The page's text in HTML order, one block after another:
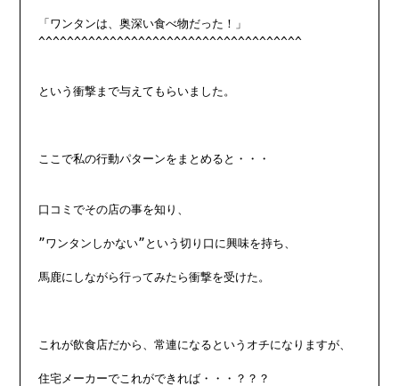
「ワンタンは、奥深い食べ物だった！」
^^^^^^^^^^^^^^^^^^^^^^^^^^^^^^^^^^^^^
という衝撃まで与えてもらいました。
ここで私の行動パターンをまとめると・・・
口コミでその店の事を知り、
”ワンタンしかない”という切り口に興味を持ち、
馬鹿にしながら行ってみたら衝撃を受けた。
これが飲食店だから、常連になるというオチになりますが、
住宅メーカーでこれができれば・・・？？？